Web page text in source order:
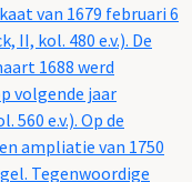
van 1679 februari 6
II, kol. 480 e.v.). De
1688 werd
volgende jaar
560 e.v.). Op de
ampliatie van 1750
Tegenwoordige